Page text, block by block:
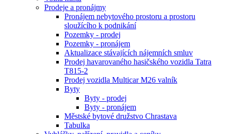
Prodeje a pronájmy
Pronájem nebytového prostoru a prostoru
sloužícího k podnikání
Pozemky - prodej
Pozemky - pronájem
Aktualizace stávajících nájemních smluv
Prodej havarovaného hasičského vozidla Tatra
T815-2
Prodej vozidla Multicar M26 valník
Byty
Byty - prodej
Byty - pronájem
Městské bytové družstvo Chrastava
Tabulka